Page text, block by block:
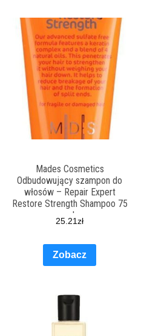
Mades Cosmetics
Odbudowujący szampon do
włosów – Repair Expert
Restore Strength Shampoo 75
ml
25.21zł
Zobacz